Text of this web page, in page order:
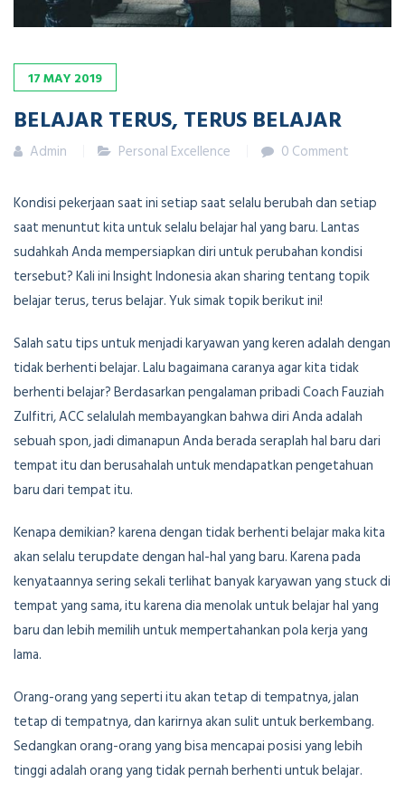
17MAY2019
BELAJAR TERUS, TERUS BELAJAR
Admin Personal Excellence 0 Comment
Kondisi pekerjaan saat ini setiap saat selalu berubah dan setiap
saat menuntut kita untuk selalu belajar hal yang baru. Lantas
sudahkah Anda mempersiapkan diri untuk perubahan kondisi
tersebut? Kali ini Insight Indonesia akan sharing tentang topik
belajar terus, terus belajar. Yuk simak topik berikut ini!
Salah satu tips untuk menjadi karyawan yang keren adalah dengan
tidak berhenti belajar. Lalu bagaimana caranya agar kita tidak
berhenti belajar? Berdasarkan pengalaman pribadi Coach Fauziah
Zulfitri, ACC selalulah membayangkan bahwa diri Anda adalah
sebuah spon, jadi dimanapun Anda berada seraplah hal baru dari
tempat itu dan berusahalah untuk mendapatkan pengetahuan
baru dari tempat itu.
Kenapa demikian? karena dengan tidak berhenti belajar maka kita
akan selalu terupdate dengan hal-hal yang baru. Karena pada
kenyataannya sering sekali terlihat banyak karyawan yang stuck di
tempat yang sama, itu karena dia menolak untuk belajar hal yang
baru dan lebih memilih untuk mempertahankan pola kerja yang
lama.
Orang-orang yang seperti itu akan tetap di tempatnya, jalan
tetap di tempatnya, dan karirnya akan sulit untuk berkembang.
Sedangkan orang-orang yang bisa mencapai posisi yang lebih
tinggi adalah orang yang tidak pernah berhenti untuk belajar.